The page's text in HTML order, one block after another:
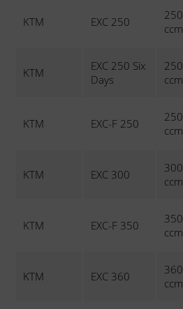
KTM EXC 250
250
ccm
KTM
EXC 250 Six
Days
250
ccm
KTM EXC-F 250
250
ccm
KTM EXC 300
300
ccm
KTM EXC-F 350
350
ccm
KTM EXC 360
360
ccm